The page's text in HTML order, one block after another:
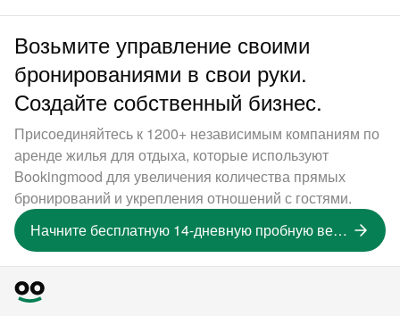
Возьмите управление своими
бронированиями в свои руки.
Создайте собственный бизнес.
Присоединяйтесь к 1200+ независимым компаниям по
аренде жилья для отдыха, которые используют
Bookingmood для увеличения количества прямых
бронирований и укрепления отношений с гостями.
Начните бесплатную 14-дневную пробную версию